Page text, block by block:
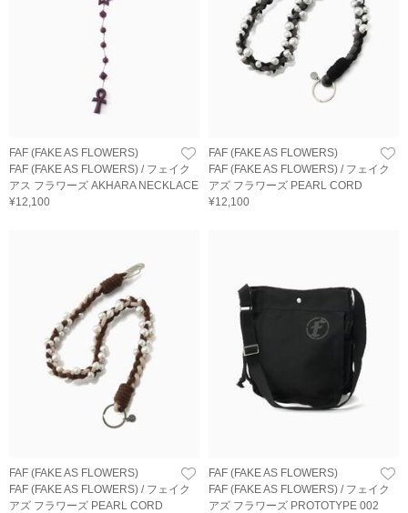
FAF (FAKE AS FLOWERS)
FAF (FAKE AS FLOWERS) / フェイク
アス フラワーズ AKHARA NECKLACE
¥12,100
FAF (FAKE AS FLOWERS)
FAF (FAKE AS FLOWERS) / フェイク
アズ フラワーズ PEARL CORD
¥12,100
FAF (FAKE AS FLOWERS)
FAF (FAKE AS FLOWERS) / フェイク
アズ フラワーズ PEARL CORD
FAF (FAKE AS FLOWERS)
FAF (FAKE AS FLOWERS) / フェイク
アズ フラワーズ PROTOTYPE 002